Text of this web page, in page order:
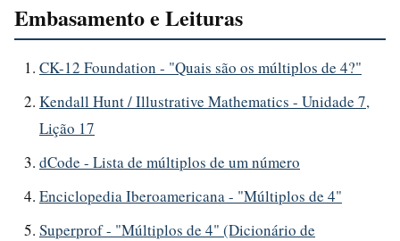
Embasamento e Leituras
CK-12 Foundation - "Quais são os múltiplos de 4?"
Kendall Hunt / Illustrative Mathematics - Unidade 7,
Lição 17
dCode - Lista de múltiplos de um número
Enciclopedia Iberoamericana - "Múltiplos de 4"
Superprof - "Múltiplos de 4" (Dicionário de